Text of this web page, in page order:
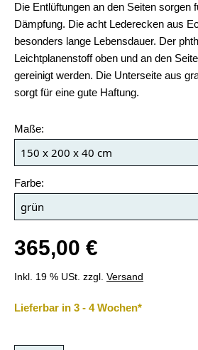
Die Entlüftungen an den Seiten sorgen
Dämpfung. Die acht Lederecken aus
besonders lange Lebensdauer. Der
Leichtplanenstoff oben und an den
gereinigt werden. Die Unterseite aus
sorgt für eine gute Haftung.
Maße:
Farbe:
365,00 €
Inkl. 19 % USt. zzgl. Versand
Lieferbar in 3 - 4 Wochen*